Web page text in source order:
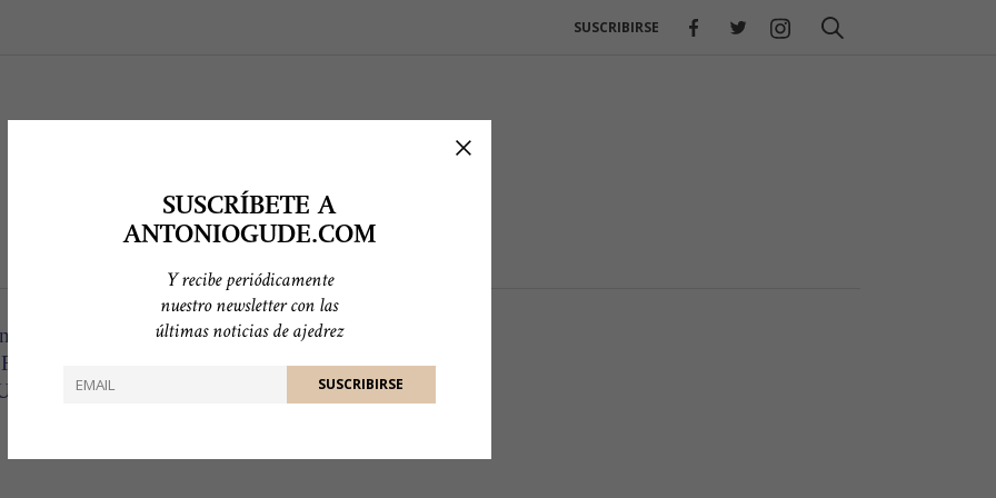
SUSCRÍBETE A
ANTONIOGUDE.COM
Y recibe periódicamente
nuestro newsletter con las
últimas noticias de ajedrez
SUSCRIBIRSE
artículo sobre Paco Vallejo, de Juan Diego
SER EL NADAL DEL